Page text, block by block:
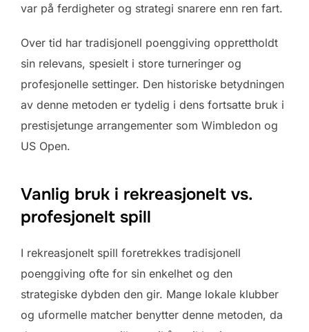
var på ferdigheter og strategi snarere enn ren fart.
Over tid har tradisjonell poenggiving opprettholdt
sin relevans, spesielt i store turneringer og
profesjonelle settinger. Den historiske betydningen
av denne metoden er tydelig i dens fortsatte bruk i
prestisjetunge arrangementer som Wimbledon og
US Open.
Vanlig bruk i rekreasjonelt vs.
profesjonelt spill
I rekreasjonelt spill foretrekkes tradisjonell
poenggiving ofte for sin enkelhet og den
strategiske dybden den gir. Mange lokale klubber
og uformelle matcher benytter denne metoden, da